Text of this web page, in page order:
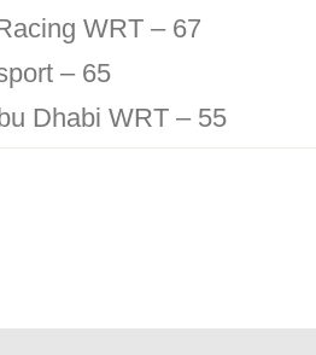
WRT – 67
– 65
Dhabi WRT – 55